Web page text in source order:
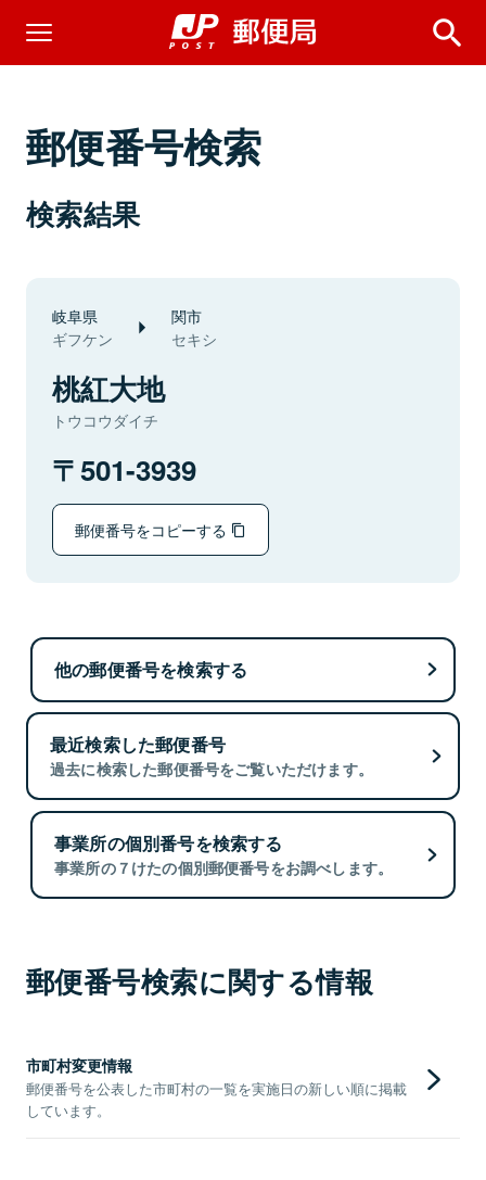
郵便番号検索
検索結果
岐阜県
ギフケン
関市
セキシ
桃紅大地
トウコウダイチ
501-3939
郵便番号をコピーする
他の郵便番号を検索する
最近検索した郵便番号
過去に検索した郵便番号をご覧いただけます。
事業所の個別番号を検索する
事業所の７けたの個別郵便番号をお調べします。
郵便番号検索に関する情報
市町村変更情報
郵便番号を公表した市町村の一覧を実施日の新しい順に掲載
しています。